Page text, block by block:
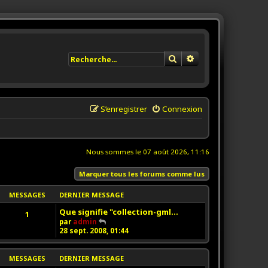
RechercherRecherche avancée
Connexion
S’enregistrer
Nous sommes le 07 août 2026, 11:16
Marquer tous les forums comme lus
MESSAGES DERNIER MESSAGE
1 Que signifie "collection-gml…
par admin
o
i
r
l
e
28 sept. 2008, 01:44
MESSAGES DERNIER MESSAGE